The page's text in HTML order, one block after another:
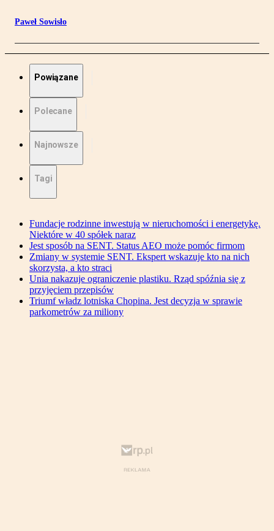
Paweł Sowisło
Powiązane
Polecane
Najnowsze
Tagi
Fundacje rodzinne inwestują w nieruchomości i energetykę.
Niektóre w 40 spółek naraz
Jest sposób na SENT. Status AEO może pomóc firmom
Zmiany w systemie SENT. Ekspert wskazuje kto na nich
skorzysta, a kto straci
Unia nakazuje ograniczenie plastiku. Rząd spóźnia się z
przyjęciem przepisów
Triumf władz lotniska Chopina. Jest decyzja w sprawie
parkometrów za miliony